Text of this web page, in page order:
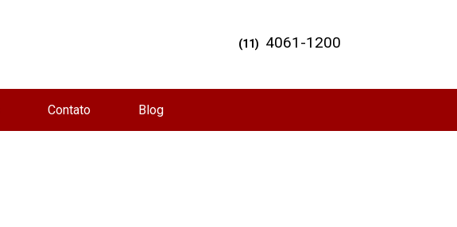
Contato Blog
(11) 4061-1200